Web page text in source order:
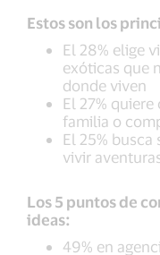
Estos son los
El 28% elige
exóticas que
donde viven
El 27%
familia o
El 25%
vivir
Los 5 puntos de
ideas:
49% en